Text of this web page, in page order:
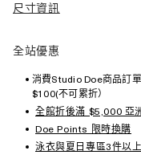
尺寸資訊
全站優惠
消費Studio Doe商品訂
$100(不可累折）
全館折後滿 $5,000 亞
Doe Points 限時換購
泳衣與夏日專區3件以